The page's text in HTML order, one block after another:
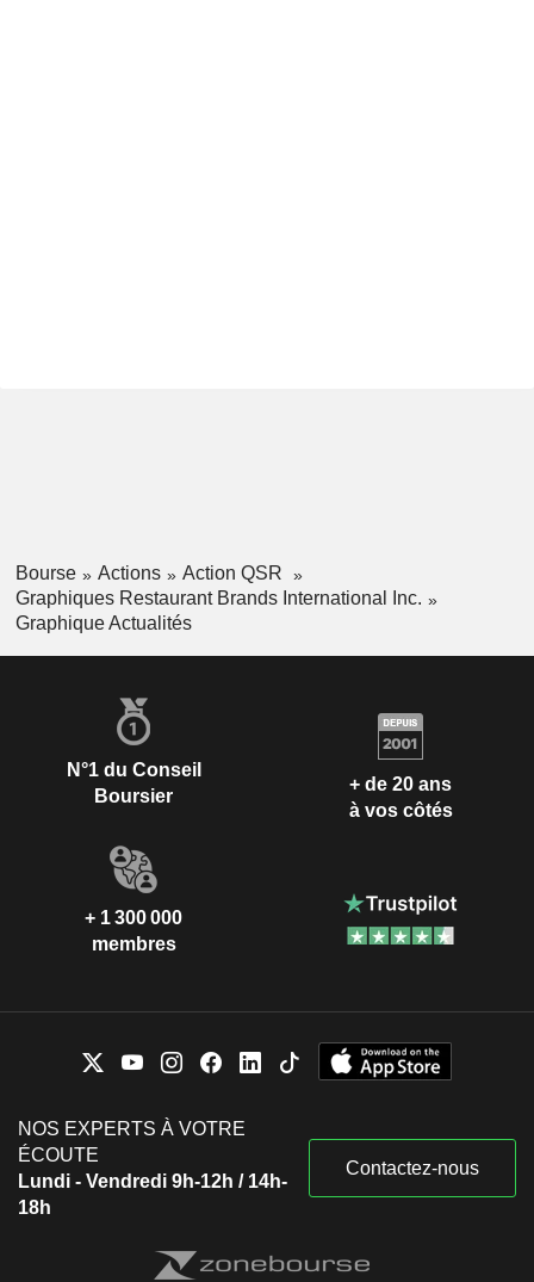
Bourse Actions
Action QSR
Graphiques Restaurant Brands International Inc.
Graphique Actualités
N°1 du Conseil
Boursier
+ de 20 ans
à vos côtés
+ 1 300 000
membres
NOS EXPERTS À VOTRE
ÉCOUTE
Lundi - Vendredi 9h-12h / 14h-
18h
Contactez-nous